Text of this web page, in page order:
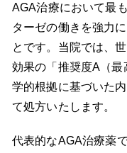
AGA治療において最
ターゼの働きを強力
とです。当院では、
効果の「推奨度A（
学的根拠に基づいた
て処方いたします。
代表的なAGA治療薬